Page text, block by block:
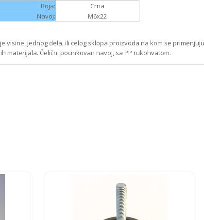
Boja:
Crna
Navoj:
M6x22
visine, jednog dela, ili celog sklopa proizvoda na kom se
materijala. Čelični pocinkovan navoj, sa PP rukohvatom.